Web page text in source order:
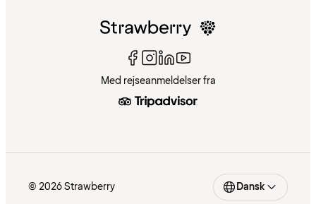
Med rejseanmeldelser fra
© 2026 Strawberry Dansk